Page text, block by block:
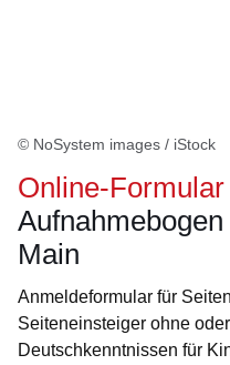
© NoSystem images / iStock
Online-Formular
Main
Anmeldeformular für
Seiteneinsteiger ohne
Deutschkenntnissen für